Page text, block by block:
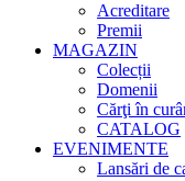
Acreditare
Premii
MAGAZIN
Colecții
Domenii
Cărţi în
CATALOG
EVENIMENTE
Lansări de